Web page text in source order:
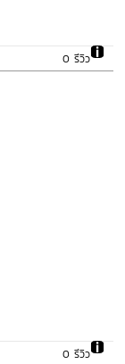
0 รีวิว
0 รีวิว